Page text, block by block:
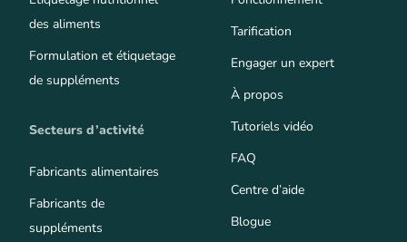
des aliments
Formulation et étiquetage
de suppléments
Secteurs d’activité
Fabricants alimentaires
Fabricants de
suppléments
Tarification
Engager un expert
À propos
Tutoriels vidéo
FAQ
Centre d’aide
Blogue